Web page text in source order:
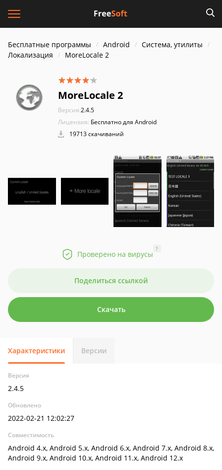
Бесплатные программы Android
Система, утилиты
Локализация
MoreLocale 2
MoreLocale 2
Версия:2.4.5
Лицензия: Бесплатно для Android
19713 скачиваний
Проверено на вирусы
?
Поделиться ссылкой
Скачать
Характеристики Версии
Версия
2.4.5
Обновлено
2022-02-21 12:02:27
Совместимость
Android 4.x, Android 5.x, Android 6.x, Android 7.x, Android 8.x,
Android 9.x, Android 10.x, Android 11.x, Android 12.x